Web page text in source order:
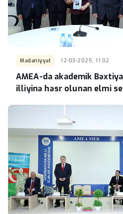
Mədəniyyət 12-03-2025, 11:02
AMEA-da akademik
illiyinə həsr olunan elmi